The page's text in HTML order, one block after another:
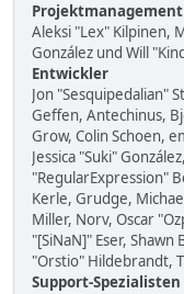
Projektmanagement
Aleksi "Lex" Kilpinen,
González und Will
Entwickler
Jon "Sesquipedalian"
Geffen, Antechinus,
Grow, Colin Schoen,
Jessica "Suki"
"RegularExpression"
Kerle, Grudge,
Miller, Norv, Oscar
"[SiNaN]" Eser,
"Orstio" Hildebrandt,
Support-Spezialisten